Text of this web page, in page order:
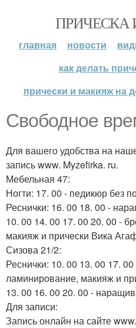
главная новости
как делать
прически и макияж на
Свободное
Для вашего удобства на
запись www. Myzefirka. ru.
Мебельная 47:
Ногти: 17. 00 - педикюр без
Реснички: 16. 00 18. 00 -
10. 00 14. 00 17. 00 20. 00 -
макияж и прически Вика
Сизова 21/2:
Реснички: 10. 00 13. 00 17.
ламинирование, макияж и
13. 00 16. 00 20. 00 -
Для записи:
Запись онлайн на сайте